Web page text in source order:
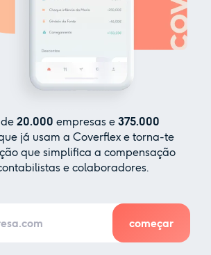
20.000 empresas e 375.000
já usam a Coverflex e torna-te
que simplifica a compensação
e colaboradores.